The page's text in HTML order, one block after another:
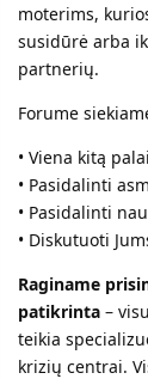
moterims,
susidūrė arba
partnerių.
Forume
• Viena kitą
• Pasidalinti
• Pasidalinti
• Diskutuoti
Raginame
patikrinta –
teikia
krizių centrai.